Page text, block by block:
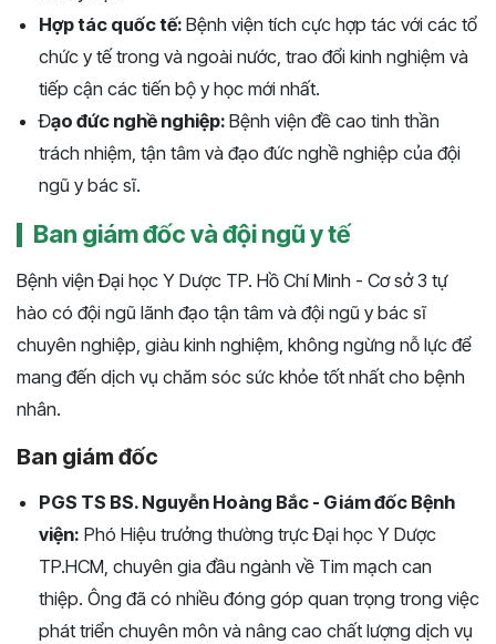
Hợp tác quốc tế: Bệnh viện tích cực hợp tác với các tổ
chức y tế trong và ngoài nước, trao đổi kinh nghiệm và
tiếp cận các tiến bộ y học mới nhất.
Đạo đức nghề nghiệp: Bệnh viện đề cao tinh thần
trách nhiệm, tận tâm và đạo đức nghề nghiệp của đội
ngũ y bác sĩ.
Ban giám đốc và đội ngũ y tế
Bệnh viện Đại học Y Dược TP. Hồ Chí Minh - Cơ sở 3 tự
hào có đội ngũ lãnh đạo tận tâm và đội ngũ y bác sĩ
chuyên nghiệp, giàu kinh nghiệm, không ngừng nỗ lực để
mang đến dịch vụ chăm sóc sức khỏe tốt nhất cho bệnh
nhân.
Ban giám đốc
PGS TS BS. Nguyễn Hoàng Bắc - Giám đốc Bệnh
viện: Phó Hiệu trưởng thường trực Đại học Y Dược
TP.HCM, chuyên gia đầu ngành về Tim mạch can
thiệp. Ông đã có nhiều đóng góp quan trọng trong việc
phát triển chuyên môn và nâng cao chất lượng dịch vụ